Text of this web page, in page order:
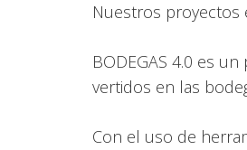
Nuestros proyectos
BODEGAS 4.0 es
vertidos en las
Con el uso de